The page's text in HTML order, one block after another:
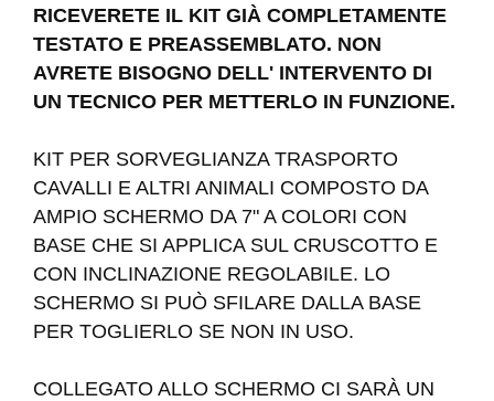
RICEVERETE IL KIT GIÀ COMPLETAMENTE
TESTATO E PREASSEMBLATO. NON
AVRETE BISOGNO DELL' INTERVENTO DI
UN TECNICO PER METTERLO IN FUNZIONE.
KIT PER SORVEGLIANZA TRASPORTO
CAVALLI E ALTRI ANIMALI COMPOSTO DA
AMPIO SCHERMO DA 7" A COLORI CON
BASE CHE SI APPLICA SUL CRUSCOTTO E
CON INCLINAZIONE REGOLABILE. LO
SCHERMO SI PUÒ SFILARE DALLA BASE
PER TOGLIERLO SE NON IN USO.
COLLEGATO ALLO SCHERMO CI SARÀ UN